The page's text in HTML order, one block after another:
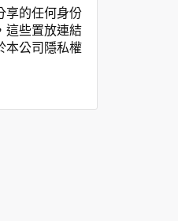
享的任何身份
這些置放連結
本公司隱私權
網站服務的